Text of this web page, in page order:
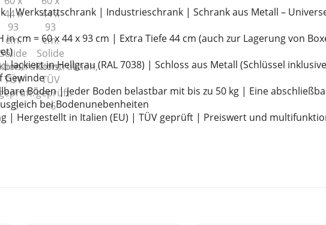
| Werkstattschrank | Industrieschrank | Schrank aus Metall –
in cm = 60 x 44 x 93 cm | Extra Tiefe 44 cm (auch zur Lagerung von
lackiert in Hellgrau (RAL 7038) | Schloss aus Metall (Schlüssel
Gewinde
Böden | Jeder Boden belastbar mit bis zu 50 kg | Eine
bei Bodenunebenheiten
| Hergestellt in Italien (EU) | TÜV geprüft | Preiswert und